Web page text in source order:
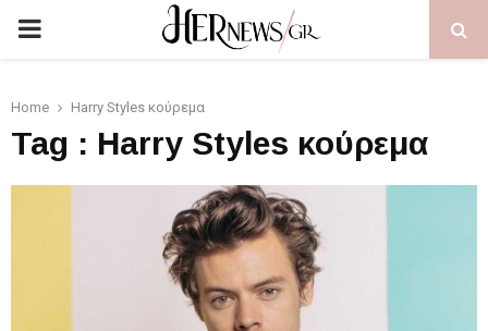
PRIMARY
Home Harry Styles κούρεμα
Tag : Harry Styles κούρεμα